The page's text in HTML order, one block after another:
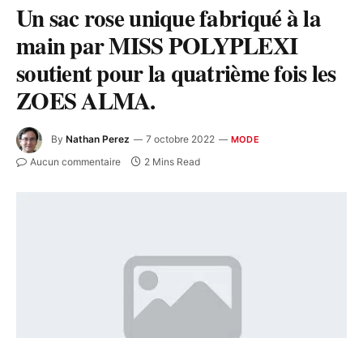
Un sac rose unique fabriqué à la
main par MISS POLYPLEXI
soutient pour la quatrième fois les
ZOES ALMA.
By Nathan Perez 7 octobre 2022 MODE
Aucun commentaire 2 Mins Read